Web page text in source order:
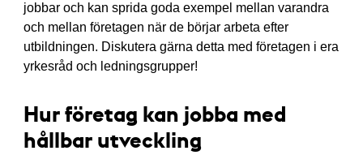
jobbar och kan sprida goda exempel mellan varandra
och mellan företagen när de börjar arbeta efter
utbildningen. Diskutera gärna detta med företagen i era
yrkesråd och ledningsgrupper!
Hur företag kan jobba med
hållbar utveckling